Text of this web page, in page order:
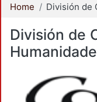
Home
División de